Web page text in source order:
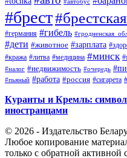
#автобус
#брест
#германия #гибель
#дети #животное #зарплата
#кража #литва #медицина #минск
#налог #недвижимость #очередь
#пьяный #работа #россия #сигарета
Куранты и Кремль:
иностранцами
© 2026 - Издательство
Любое копирование
только с обратной активной